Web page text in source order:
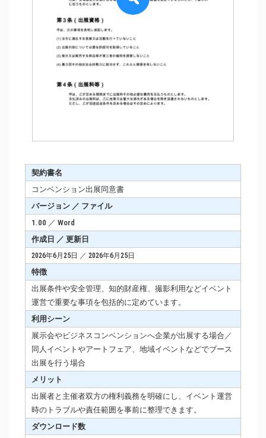
契約書名
コンベンション出展同意書
バージョン ／ ファイル
1.00 ／ Word
作成日 ／ 更新日
2026年6月25日 ／ 2026年6月25日
特徴
出展条件や安全管理、知的財産権、撮影利用などイベント
運営で重要な事項を包括的に定めています。
利用シーン
展示会やビジネスコンベンションへ企業が出展する場合／
同人イベントやアートフェア、地域イベントなどでブース
出展を行う場合
メリット
出展者と主催者双方の権利義務を明確にし、イベント運営
時のトラブルや責任範囲を事前に整理できます。
ダウンロード数